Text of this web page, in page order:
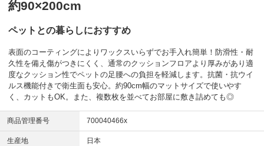
約90×200cm
ペットとの暮らしにおすすめ
表面のコーティングによりワックスいらずでお手入れ簡単！防滑性・耐
久性を備え傷がつきにくく、通常のクッションフロアより厚みがあり適
度なクッション性でペットの足腰への負担を軽減します。抗菌・抗ウイ
ルス機能付きで衛生面も安心。約90cm幅のマットサイズで使いやす
く、カットもOK。また、複数枚を並べてお部屋に敷き詰めても◎
商品管理番号 700040466x
生産地 日本